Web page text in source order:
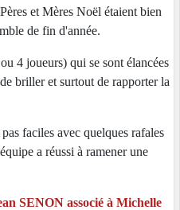
et Mères Noël étaient bien
de fin d'année.
4 joueurs) qui se sont élancées
briller et surtout de rapporter la
faciles avec quelques rafales
a réussi à ramener une
SENON associé à Michelle